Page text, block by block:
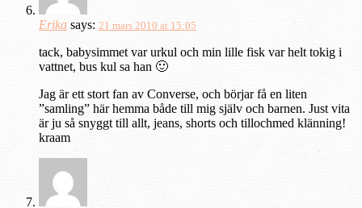
Erika says: 21 mars 2010 at 15:05
tack, babysimmet var urkul och min lille fisk var helt tokig i
vattnet, bus kul sa han 🙂
Jag är ett stort fan av Converse, och börjar få en liten
”samling” här hemma både till mig själv och barnen. Just vita
är ju så snyggt till allt, jeans, shorts och tillochmed klänning!
kraam